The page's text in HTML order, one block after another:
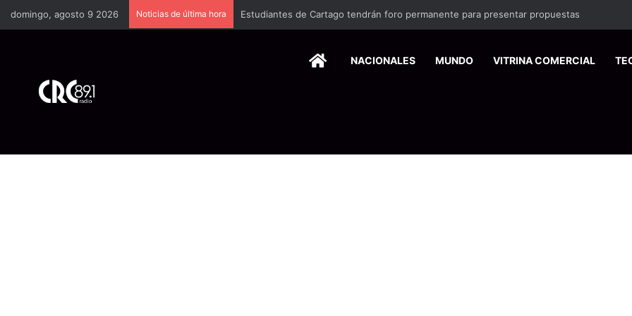
domingo, agosto 9 2026 Noticias de última hora Estudiantes de Cartago tendrán foro permanente para presentar propuestas
HOMENACIONALES MUNDO VITRINA COMERCIAL